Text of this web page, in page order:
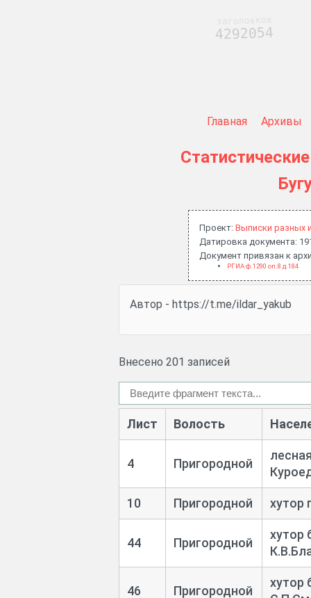
Главная Архивы
Проект:Выписки разных
Датировка документа:
Документ привязан к
РГИА ф.1290 оп.8 д.184
Автор - https://t.me/ildar_yakub
Внесено 201 записей
Лист Волость
4 Пригородной
10 Пригородной хутор
44 Пригородной
хутор
46 Пригородной
хутор
4292054